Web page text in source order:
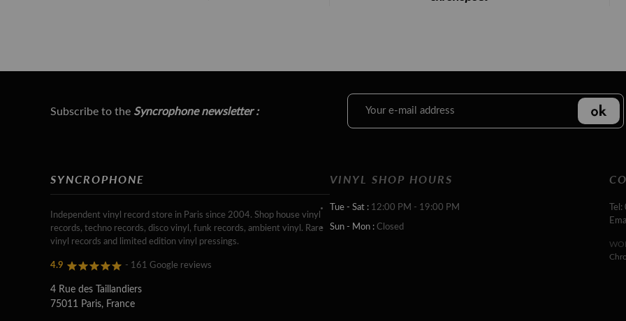
Subscribe to the Syncrophone newsletter :
SYNCROPHONE
Independent vinyl record store in Paris since 2004. Shop house vinyl
records, techno records, disco vinyl, funk records, ambient vinyl. Rare
vinyl records and limited edition vinyl pressings.
4.9 - 161 Google reviews
4 Rue des Taillandiers
75011 Paris, France
VINYL SHOP HOURS
Tue - Sat : 12:00 PM - 19:00 PM
Sun - Mon : Closed